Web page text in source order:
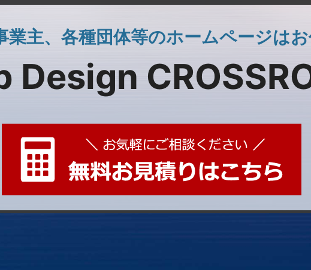
業主、各種団体等のホームページはお
Design